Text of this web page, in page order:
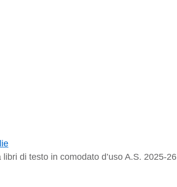
di testo in comodato d’uso A.S. 2025-26